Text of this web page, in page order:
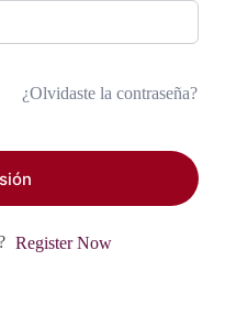
¿Olvidaste la contraseña?
Register Now